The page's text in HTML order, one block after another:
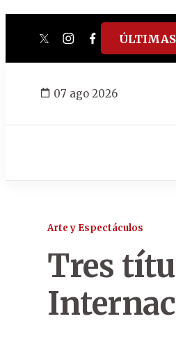
twitterinstagram
facebook
tiktok
07 ago 2026
Arte y Espectáculos
Tres